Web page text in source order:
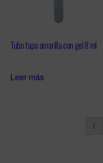
Tubo tapa amarilla con gel 8 ml
Leer más
1